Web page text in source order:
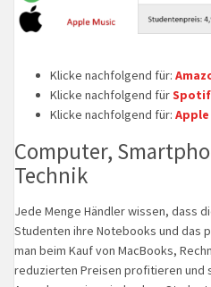
Klicke nachfolgend für:
Klicke nachfolgend für
Klicke nachfolgend für:
Computer,
Technik
Jede Menge Händler wissen, dass
Studenten ihre Notebooks und das
man beim Kauf von MacBooks,
reduzierten Preisen profitieren und